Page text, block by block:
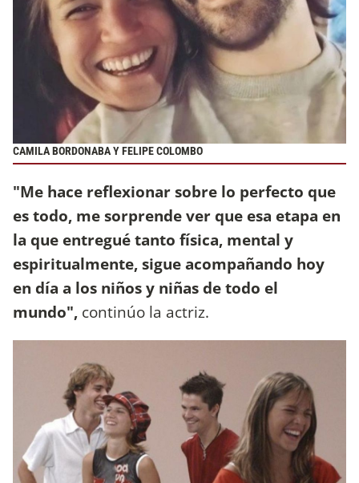
CAMILA BORDONABA Y FELIPE COLOMBO
"Me hace reflexionar sobre lo perfecto que
es todo, me sorprende ver que esa etapa en
la que entregué tanto física, mental y
espiritualmente, sigue acompañando hoy
en día a los niños y niñas de todo el
mundo", continúo la actriz.